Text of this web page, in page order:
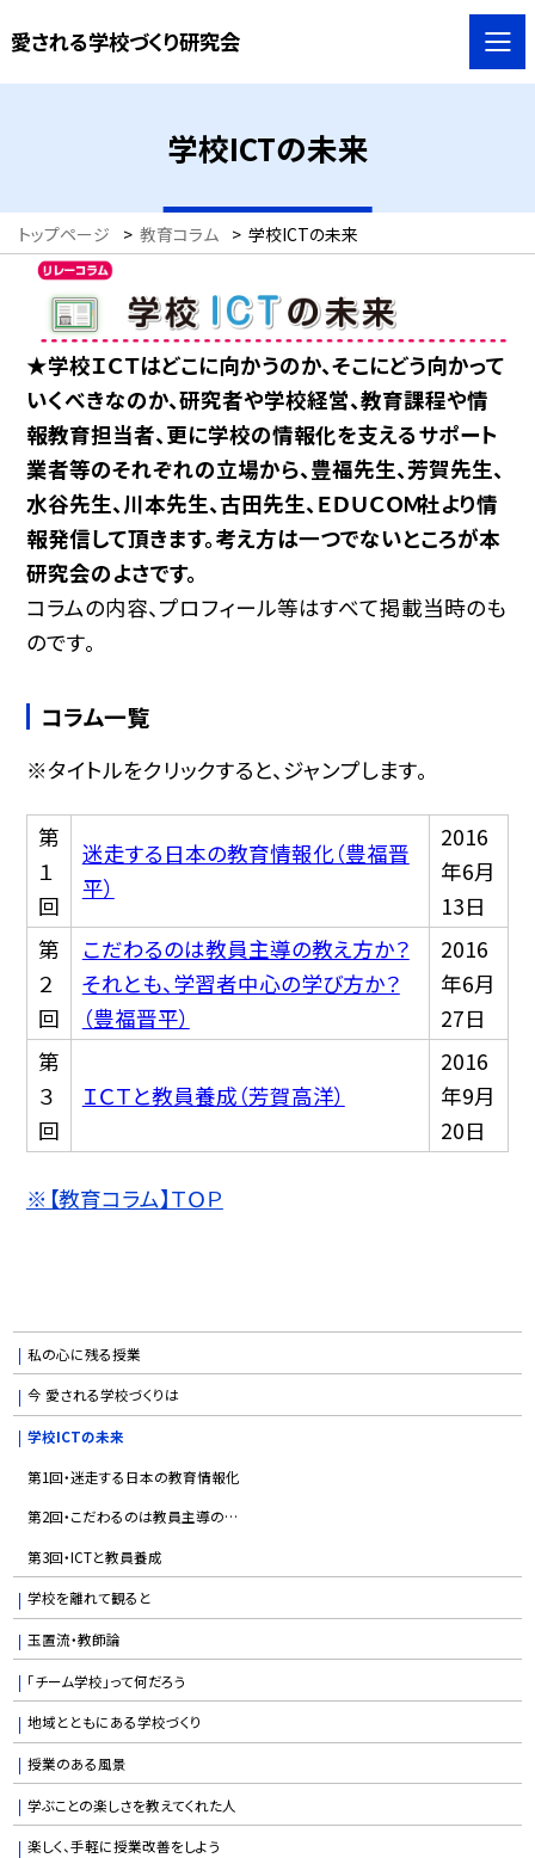
愛される学校づくり研究会
学校ICTの未来
トップページ > 教育コラム > 学校ICTの未来
★学校ＩＣＴはどこに向かうのか、そこにどう向かって
いくべきなのか、研究者や学校経営、教育課程や情
報教育担当者、更に学校の情報化を支えるサポート
業者等のそれぞれの立場から、豊福先生、芳賀先生、
水谷先生、川本先生、古田先生、ＥＤＵＣＯＭ社より情
報発信して頂きます。考え方は一つでないところが本
研究会のよさです。
コラムの内容、プロフィール等はすべて掲載当時のも
のです。
コラム一覧
※タイトルをクリックすると、ジャンプします。
第
１
回
迷走する日本の教育情報化（豊福晋
平）
2016
年6月
13日
第
２
回
こだわるのは教員主導の教え方か？
それとも、学習者中心の学び方か？
（豊福晋平）
2016
年6月
27日
第
３
回
ＩＣＴと教員養成（芳賀高洋）
2016
年9月
20日
※【教育コラム】ＴＯＰ
私の心に残る授業
今 愛される学校づくりは
学校ICTの未来
第1回・迷走する日本の教育情報化
第2回・こだわるのは教員主導の…
第3回・ICTと教員養成
学校を離れて観ると
玉置流・教師論
「チーム学校」って何だろう
地域とともにある学校づくり
授業のある風景
学ぶことの楽しさを教えてくれた人
楽しく、手軽に授業改善をしよう